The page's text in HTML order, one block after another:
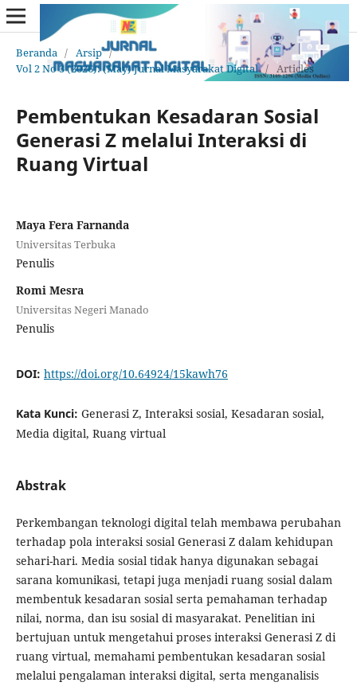
Beranda / Arsip /
Vol 2 No 3 (2026): (May) Jurnal Masyarakat Digital / Articles
Pembentukan Kesadaran Sosial
Generasi Z melalui Interaksi di
Ruang Virtual
Maya Fera Farnanda
Universitas Terbuka
Penulis
Romi Mesra
Universitas Negeri Manado
Penulis
DOI: https://doi.org/10.64924/15kawh76
Kata Kunci: Generasi Z, Interaksi sosial, Kesadaran sosial,
Media digital, Ruang virtual
Abstrak
Perkembangan teknologi digital telah membawa perubahan
terhadap pola interaksi sosial Generasi Z dalam kehidupan
sehari-hari. Media sosial tidak hanya digunakan sebagai
sarana komunikasi, tetapi juga menjadi ruang sosial dalam
membentuk kesadaran sosial serta pemahaman terhadap
nilai, norma, dan isu sosial di masyarakat. Penelitian ini
bertujuan untuk mengetahui proses interaksi Generasi Z di
ruang virtual, memahami pembentukan kesadaran sosial
melalui pengalaman interaksi digital, serta menganalisis